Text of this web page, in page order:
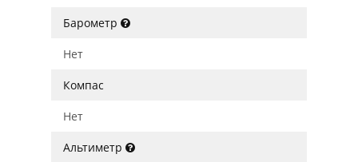
Барометр
Нет
Компас
Нет
Альтиметр